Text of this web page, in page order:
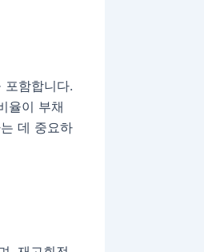
함합니다.
율이 부채
데 중요하